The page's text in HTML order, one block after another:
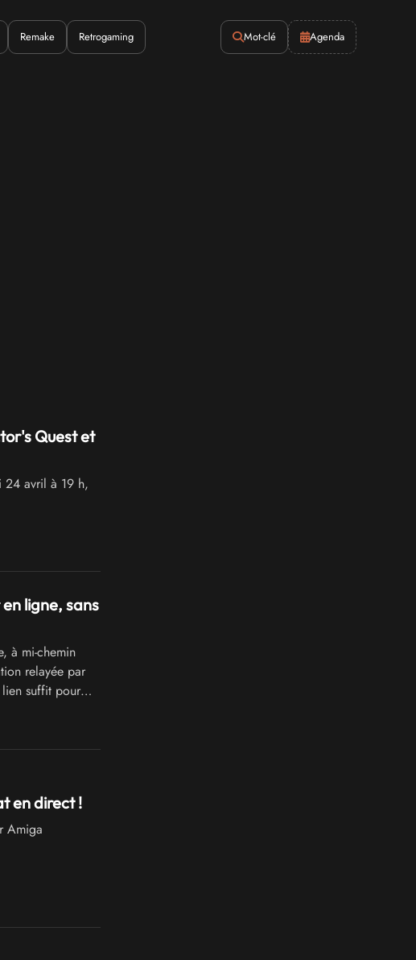
Remake Retrogaming Mot-clé Agenda
Quest et
24 avril à 19 h,
ligne, sans
à mi-chemin
relayée par
suffit pour
en direct !
Amiga